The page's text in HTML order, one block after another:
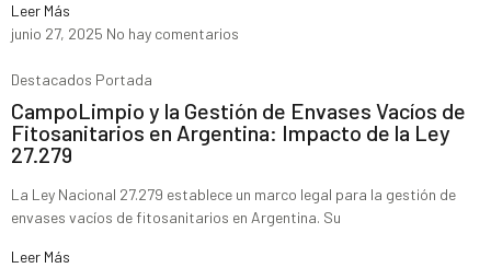
Leer Más
junio 27, 2025 No hay comentarios
Destacados Portada
CampoLimpio y la Gestión de Envases Vacíos de
Fitosanitarios en Argentina: Impacto de la Ley
27.279
La Ley Nacional 27.279 establece un marco legal para la gestión de
envases vacíos de fitosanitarios en Argentina. Su
Leer Más